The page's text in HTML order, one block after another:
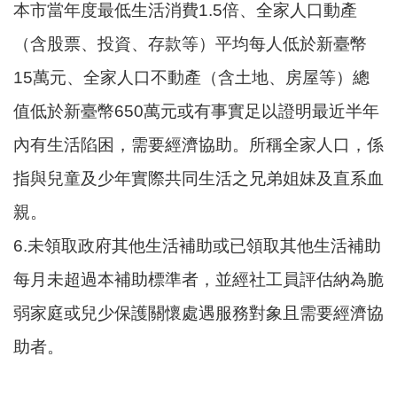
頁
網
站
覽
市
政
箱
常
見
問
題
桃
本市當年度最低生活消費1.5倍、全家人口動產
（含股票、投資、存款等）平均每人低於新臺幣
15萬元、全家人口不動產（含土地、房屋等）總
值低於新臺幣650萬元或有事實足以證明最近半年
內有生活陷困，需要經濟協助。所稱全家人口，係
指與兒童及少年實際共同生活之兄弟姐妹及直系血
親。
6.未領取政府其他生活補助或已領取其他生活補助
每月未超過本補助標準者，並經社工員評估納為脆
弱家庭或兒少保護關懷處遇服務對象且需要經濟協
助者。